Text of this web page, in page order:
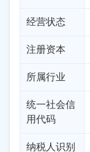
经营状态
注册资本
所属行业
统一社会信
用代码
纳税人识别